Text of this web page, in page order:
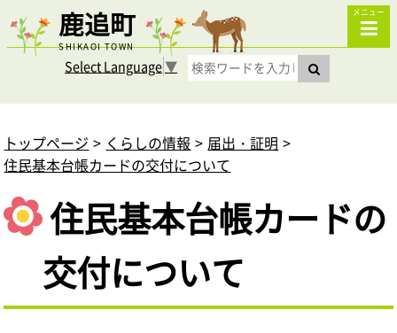
鹿追町
SHIKAOI TOWN
メニュー
Select Language▼
トップページ くらしの情報
届出・証明
住民基本台帳カードの交付について
住民基本台帳カードの
交付について